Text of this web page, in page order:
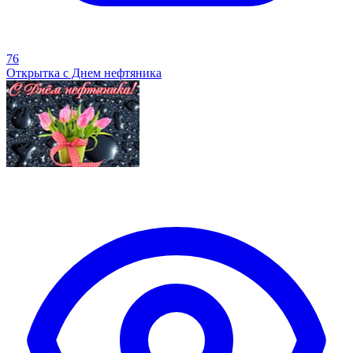
76
Открытка с Днем нефтяника